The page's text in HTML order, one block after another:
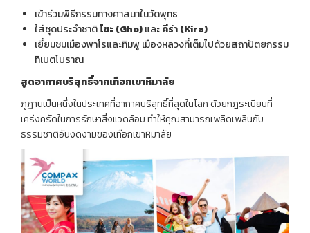
เข้าร่วมพิธีกรรมทางศาสนาในวัดพุทธ
ใส่ชุดประจำชาติโฆะ (Gho)และคีร่า (Kira)
เยี่ยมชมเมืองพาโรและทิมพู เมืองหลวงที่เต็มไปด้วยสถาปัตยกรรม
ทิเบตโบราณ
สูดอากาศบริสุทธิ์จากเทือกเขาหิมาลัย
ภูฏานเป็นหนึ่งในประเทศที่อากาศบริสุทธิ์ที่สุดในโลก ด้วยกฎระเบียบที่
เคร่งครัดในการรักษาสิ่งแวดล้อม ทำให้คุณสามารถเพลิดเพลินกับ
ธรรมชาติอันงดงามของเทือกเขาหิมาลัย